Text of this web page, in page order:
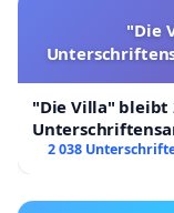
"Die
"Die Villa" bleibt
2 038